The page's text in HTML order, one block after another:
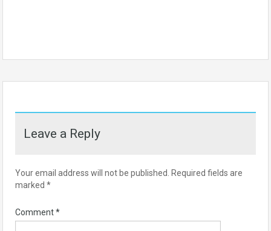
Leave a Reply
Your email address will not be published. Required fields are
marked *
Comment*